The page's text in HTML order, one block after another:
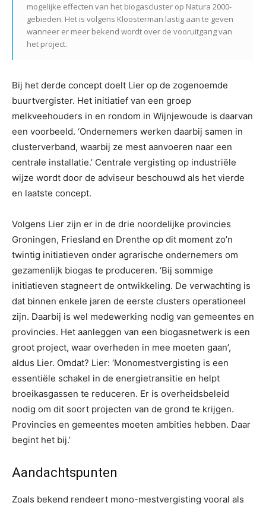
mogelijke effecten van het biogascluster op Natura 2000-
gebieden. Het is volgens Kloosterman lastig aan te geven
wanneer er meer bekend wordt over de vooruitgang van
het project.
Bij het derde concept doelt Lier op de zogenoemde
buurtvergister. Het initiatief van een groep
melkveehouders in en rondom in Wijnjewoude is daarvan
een voorbeeld. ‘Ondernemers werken daarbij samen in
clusterverband, waarbij ze mest aanvoeren naar een
centrale installatie.’ Centrale vergisting op industriële
wijze wordt door de adviseur beschouwd als het vierde
en laatste concept.
Volgens Lier zijn er in de drie noordelijke provincies
Groningen, Friesland en Drenthe op dit moment zo’n
twintig initiatieven onder agrarische ondernemers om
gezamenlijk biogas te produceren. ‘Bij sommige
initiatieven stagneert de ontwikkeling. De verwachting is
dat binnen enkele jaren de eerste clusters operationeel
zijn. Daarbij is wel medewerking nodig van gemeentes en
provincies. Het aanleggen van een biogasnetwerk is een
groot project, waar overheden in mee moeten gaan’,
aldus Lier. Omdat? Lier: ‘Monomestvergisting is een
essentiële schakel in de energietransitie en helpt
broeikasgassen te reduceren. Er is overheidsbeleid
nodig om dit soort projecten van de grond te krijgen.
Provincies en gemeentes moeten ambities hebben. Daar
begint het bij.’
Aandachtspunten
Zoals bekend rendeert mono-mestvergisting vooral als